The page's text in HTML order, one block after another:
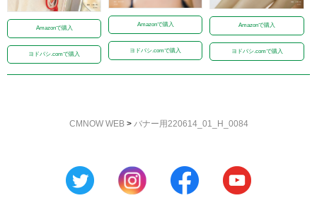
Amazonで購入
ヨドバシ.comで購入
Amazonで購入
ヨドバシ.comで購入
Amazonで購入
ヨドバシ.comで購入
CMNOW WEB> バナー用220614_01_H_0084